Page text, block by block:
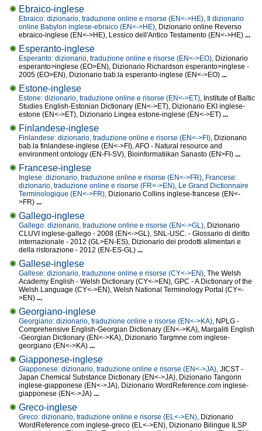
Ebraico-inglese
Ebraico: dizionario, traduzione online e risorse (EN<->HE),
Il dizionario
online Babylon inglese-ebraico (EN<->HE), Dizionario online Reverso
ebraico-inglese (EN<->HE), Lessico dell'Antico Testamento (EN<->HE) ...
Esperanto-inglese
Esperanto: dizionario, traduzione online e risorse (EN<->EO), Dizionario
esperanto>inglese (EO>EN), Dizionario Richardson esperanto>inglese -
2005 (EO>EN), Dizionario bab.la esperanto-inglese (EN<->EO) ...
Estone-inglese
Estone: dizionario, traduzione online e risorse (EN<->ET), Institute of Baltic
Studies English-Estonian Dictionary (EN<->ET), Dizionario EKI inglese-
estone (EN<->ET), Dizionario Lingea estone-inglese (EN<->ET) ...
Finlandese-inglese
Finlandese: dizionario, traduzione online e risorse (EN<->FI), Dizionario
bab.la finlandese-inglese (EN<->FI), AFO - Natural resource and
environment ontology (EN-FI-SV), Bioinformatiikan Sanasto (EN>FI) ...
Francese-inglese
Inglese: dizionario, traduzione online e risorse (EN<->FR), Francese:
dizionario, traduzione online e risorse (FR<->EN), Le Grand Dictionnaire
Terminologique (EN<->FR), Dizionario Collins inglese-francese (EN<-
>FR) ...
Gallego-inglese
Gallego: dizionario, traduzione online e risorse (EN<->GL), Dizionario
CLUVI inglese-gallego - 2008 (EN<->GL), SNL-USC. - Glossario di diritto
internazionale - 2012 (GL>EN-ES), Dizionario dei prodotti alimentari e
della ristorazione - 2012 (EN-ES-GL) ...
Gallese-inglese
Gallese: dizionario, traduzione online e risorse (CY<->EN), The Welsh
Academy English - Welsh Dictionary (CY<->EN), GPC - A Dictionary of the
Welsh Language (CY<->EN), Welsh National Terminology Portal (CY<-
>EN) ...
Georgiano-inglese
Georgiano: dizionario, traduzione online e risorse (EN<->KA), NPLG -
Comprehensive English-Georgian Dictionary (EN<->KA), Margaliti English
-Georgian Dictionary (EN<->KA), Dizionario Targmne.com inglese-
georgiano (EN<->KA) ...
Giapponese-inglese
Giapponese: dizionario, traduzione online e risorse (EN<->JA), JICST -
Japan Chemical Substance Dictionary (EN<->JA), Dizionario Tangorin
inglese-giapponese (EN<->JA), Dizionario WordReference.com inglese-
giapponese (EN<->JA) ...
Greco-inglese
Greco: dizionario, traduzione online e risorse (EL<->EN), Dizionario
WordReference.com inglese-greco (EL<->EN), Dizionario Bilingue ILSP